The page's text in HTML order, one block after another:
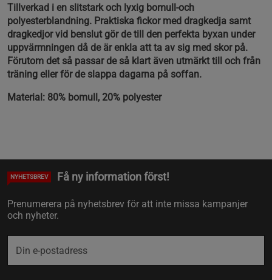
Tillverkad i en slitstark och lyxig bomull-och
polyesterblandning. Praktiska fickor med dragkedja samt
dragkedjor vid benslut gör de till den perfekta byxan under
uppvärmningen då de är enkla att ta av sig med skor på.
Förutom det så passar de så klart även utmärkt till och från
träning eller för de slappa dagarna på soffan.
Material: 80% bomull, 20% polyester
NYHETSBREV Få ny information först!
Prenumerera på nyhetsbrev för att inte missa kampanjer
och nyheter.